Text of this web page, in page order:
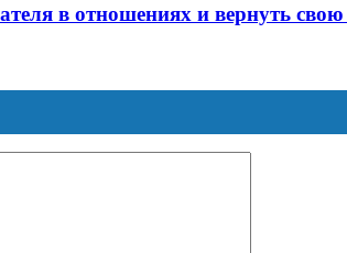
в отношениях и вернуть